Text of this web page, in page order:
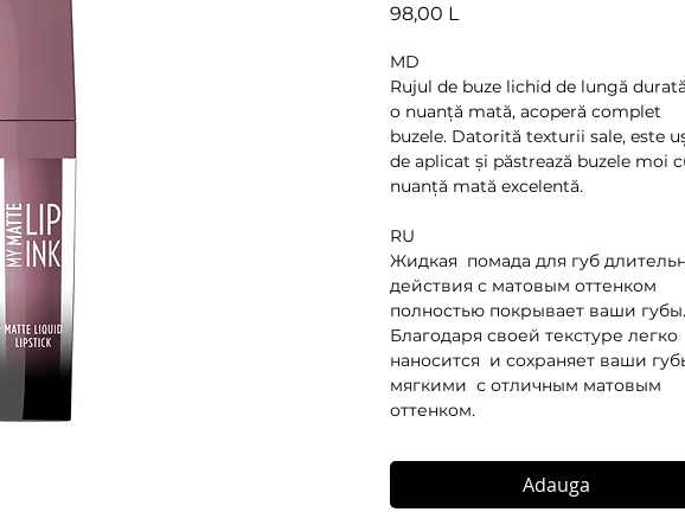
98,00 L
MD
Rujul de buze lichid de lungă
o nuanță mată, acoperă complet
buzele. Datorită texturii sale, este
de aplicat și păstrează buzele moi
nuanță mată excelentă.
RU
Жидкая помада для губ
действия с матовым оттенком
полностью покрывает ваши губы.
Благодаря своей текстуре легко
наносится и сохраняет ваши
мягкими с отличным матовым
оттенком.
Adauga